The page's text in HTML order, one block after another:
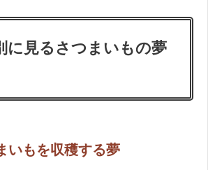
に見るさつまいもの夢
いもを収穫する夢